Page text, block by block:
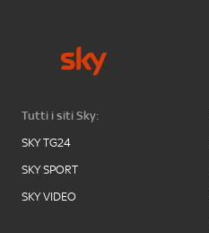
Tutti i siti Sky:
SKY TG24
SKY SPORT
SKY VIDEO